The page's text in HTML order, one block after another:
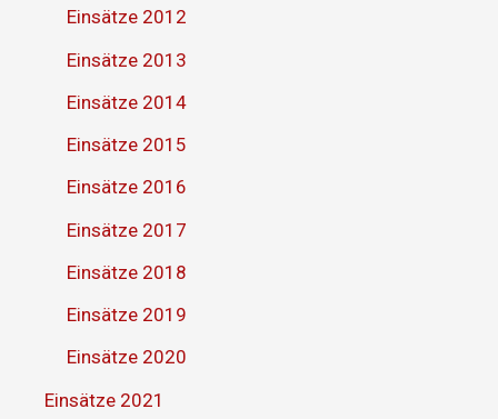
Einsätze 2012
Einsätze 2013
Einsätze 2014
Einsätze 2015
Einsätze 2016
Einsätze 2017
Einsätze 2018
Einsätze 2019
Einsätze 2020
Einsätze 2021